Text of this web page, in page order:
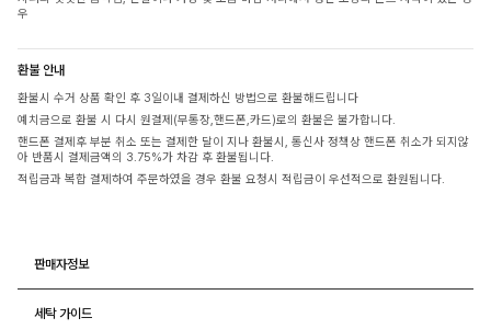
우
환불 안내
환불시 수거 상품 확인 후 3일이내 결제하신 방법으로 환불해드립니다
예치금으로 환불 시 다시 원결제(무통장,핸드폰,카드)로의 환불은 불가합니다.
핸드폰 결제후 부분 취소 또는 결제한 달이 지나 환불시, 통신사 정책상 핸드폰 취소가 되지않
아 반품시 결제금액의 3.75%가 차감 후 환불됩니다.
적립금과 복합 결제하여 주문하였을 경우 환불 요청시 적립금이 우선적으로 환원됩니다.
판매자정보
세탁 가이드